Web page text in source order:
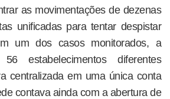
as movimentações de dezenas
unificadas para tentar despistar
um dos casos monitorados, a
estabelecimentos diferentes
centralizada em uma única conta
contava ainda com a abertura de